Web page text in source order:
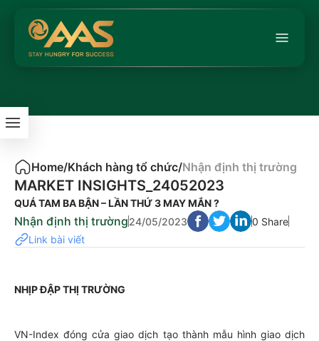
Home/Khách hàng tổ chức/Nhận định thị trường
MARKET INSIGHTS_24052023
QUÁ TAM BA BẬN – LẦN THỨ 3 MAY MẮN ?
Nhận định thị trường24/05/2023
0 Share
Link bài viết
NHỊP ĐẬP THỊ TRƯỜNG
VN-Index đóng cửa giao dịch tạo thành mẫu hình giao dịch